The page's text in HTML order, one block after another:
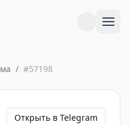
/ #57198
Открыть в Telegram